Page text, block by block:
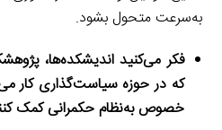
به‌سرعت متحول بشود.
فکر می‌کنید اندیشکده‌ها،
که در حوزه سیاست‌گذاری کار
خصوص به‌نظام حکمرانی کمک